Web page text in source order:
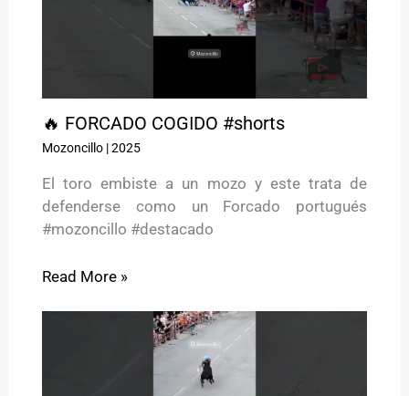
🔥 FORCADO COGIDO #shorts
Mozoncillo|2025
El toro embiste a un mozo y este trata de
defenderse como un Forcado portugués
#mozoncillo #destacado
Read More »